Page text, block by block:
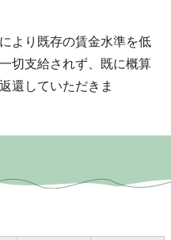
より既存の賃金水準を低
切支給されず、既に概算
還していただきま